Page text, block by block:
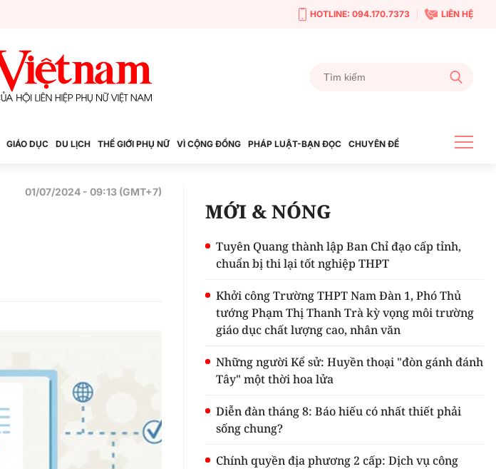
HOTLINE: 094.170.7373 LIÊN HỆ
GIÁO DỤC DU LỊCH THẾ GIỚI PHỤ NỮ VÌ CỘNG ĐỒNG PHÁP LUẬT-BẠN ĐỌC CHUYÊN ĐỀ
01/07/2024 - 09:13 (GMT+7)
MỚI & NÓNG
Tuyên Quang thành lập Ban Chỉ đạo cấp tỉnh,
chuẩn bị thi lại tốt nghiệp THPT
Khởi công Trường THPT Nam Đàn 1, Phó Thủ
tướng Phạm Thị Thanh Trà kỳ vọng môi trường
giáo dục chất lượng cao, nhân văn
Những người Kể sử: Huyền thoại "đòn gánh đánh
Tây" một thời hoa lửa
Diễn đàn tháng 8: Báo hiếu có nhất thiết phải
sống chung?
Chính quyền địa phương 2 cấp: Dịch vụ công